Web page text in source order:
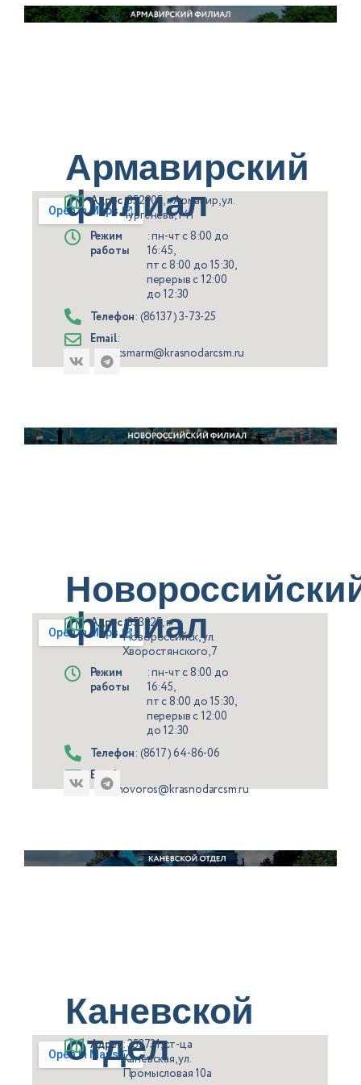
Армавирский
филиал
Адрес: 352905, г. Армавир, ул.
Тургенева, 141
Режим
работы
: пн-чт с 8:00 до
16:45,
пт с 8:00 до 15:30,
перерыв с 12:00
до 12:30
Телефон: (86137) 3-73-25
Email:
csmarm@krasnodarcsm.ru
филиал
Адрес: 353925, г.
Новороссийск, ул.
Хворостянского, 7
Режим
работы
: пн-чт с 8:00 до
16:45,
пт с 8:00 до 15:30,
перерыв с 12:00
до 12:30
Телефон: (8617) 64-86-06
Email:
novoros@krasnodarcsm.ru
Каневской
отдел
Адрес: 353731, ст-ца
Каневская, ул.
Промысловая 10а